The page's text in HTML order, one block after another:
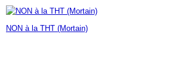
NON à la THT (Mortain)